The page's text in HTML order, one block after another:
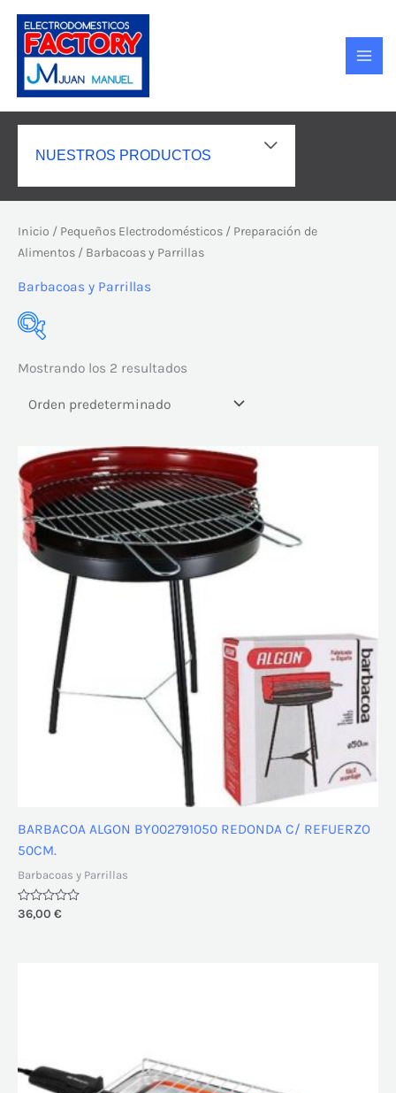
contenido
NUESTROS PRODUCTOS
ALTERNAR
MENÚ
Inicio / Pequeños Electrodomésticos / Preparación de
Alimentos / Barbacoas y Parrillas
Barbacoas y Parrillas
En oferta(121)
Mostrando los 2 resultados
BARBACOA ALGON BY002791050 REDONDA C/ REFUERZO
50CM.
Barbacoas y Parrillas
Valorado
con
36,00 €